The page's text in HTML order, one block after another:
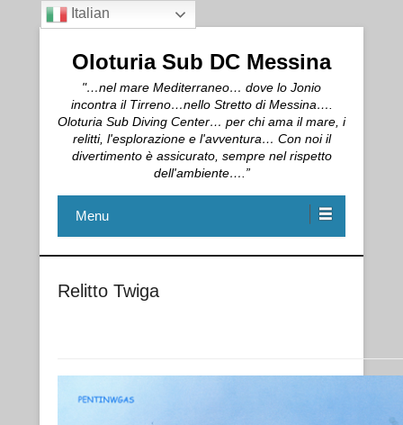
Oloturia Sub DC Messina
"…nel mare Mediterraneo… dove lo Jonio
incontra il Tirreno…nello Stretto di Messina….
Oloturia Sub Diving Center… per chi ama il mare, i
relitti, l'esplorazione e l'avventura… Con noi il
divertimento è assicurato, sempre nel rispetto
dell'ambiente….”
Menu
Relitto Twiga
Italian